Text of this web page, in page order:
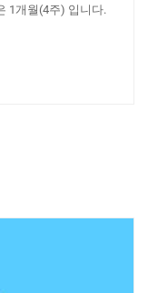
1개월(4주) 입니다.